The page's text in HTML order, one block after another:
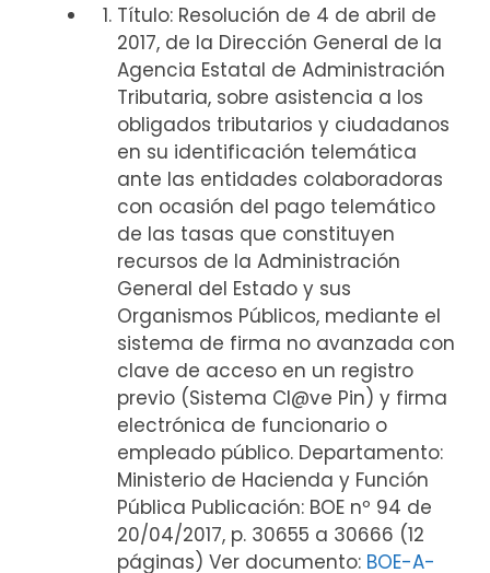
Título: Resolución de 4 de abril de
2017, de la Dirección General de la
Agencia Estatal de Administración
Tributaria, sobre asistencia a los
obligados tributarios y ciudadanos
en su identificación telemática
ante las entidades colaboradoras
con ocasión del pago telemático
de las tasas que constituyen
recursos de la Administración
General del Estado y sus
Organismos Públicos, mediante el
sistema de firma no avanzada con
clave de acceso en un registro
previo (Sistema Cl@ve Pin) y firma
electrónica de funcionario o
empleado público. Departamento:
Ministerio de Hacienda y Función
Pública Publicación: BOE nº 94 de
20/04/2017, p. 30655 a 30666 (12
páginas) Ver documento: BOE-A-